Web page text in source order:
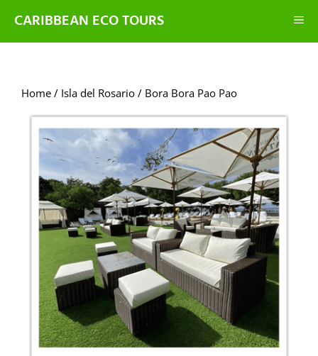
CARIBBEAN ECO TOURS
Home / Isla del Rosario / Bora Bora Pao Pao